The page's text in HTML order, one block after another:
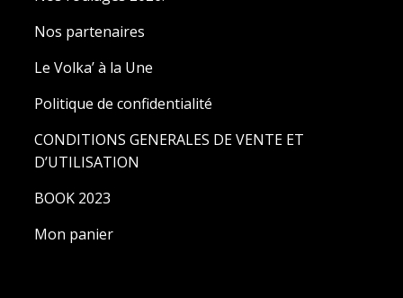
Nos partenaires
Le Volka’ à la Une
Politique de confidentialité
CONDITIONS GENERALES DE VENTE ET
D’UTILISATION
BOOK 2023
Mon panier